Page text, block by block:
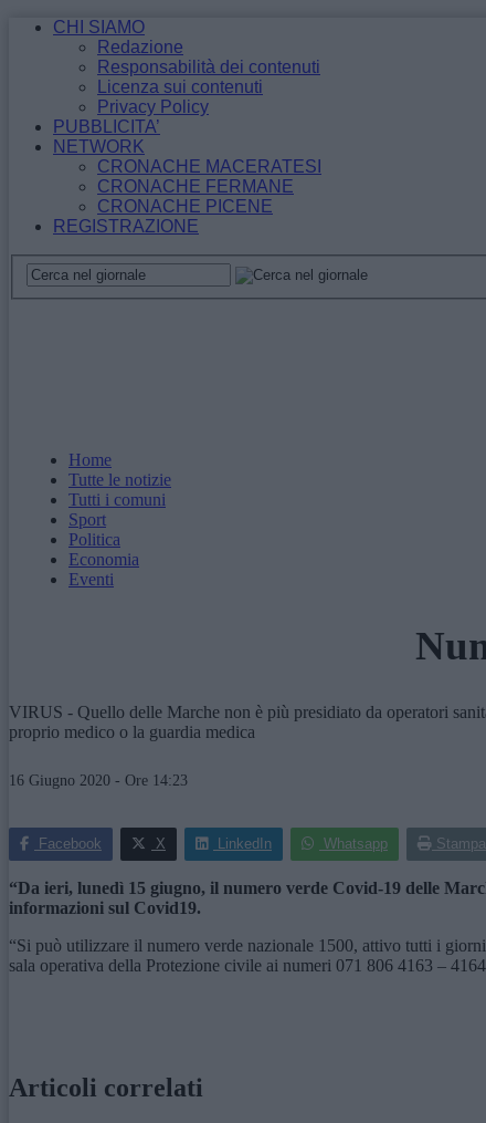
CHI SIAMO
Redazione
Responsabilità dei contenuti
Licenza sui contenuti
Privacy Policy
PUBBLICITA’
NETWORK
CRONACHE MACERATESI
CRONACHE FERMANE
CRONACHE PICENE
REGISTRAZIONE
Home
Tutte le notizie
Tutti i comuni
Sport
Politica
Economia
Eventi
VIRUS - Quello delle Marche non è più presidiato da operatori
proprio medico o la guardia medica
16 Giugno 2020 - Ore 14:23
Facebook X LinkedIn Whatsapp Stampa
“Da ieri, lunedì 15 giugno, il numero verde Covid-19 delle
informazioni sul Covid19.
“Si può utilizzare il numero verde nazionale 1500, attivo tutti i
sala operativa della Protezione civile ai numeri 071 806 4163 –
Articoli correlati